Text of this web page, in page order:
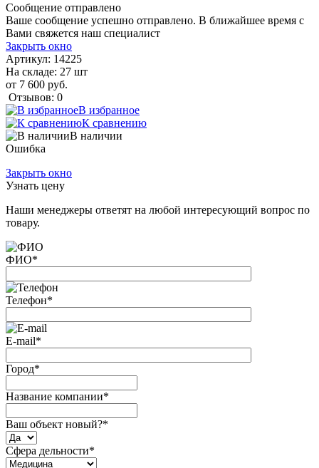
Сообщение отправлено
Ваше сообщение успешно отправлено. В ближайшее время с
Вами свяжется наш специалист
Закрыть окно
Артикул: 14225
На складе: 27 шт
от 7 600 руб.
Отзывов: 0
В избранное
К сравнению
В наличии
Ошибка
Закрыть окно
Узнать цену
Наши менеджеры ответят на любой интересующий вопрос по
товару.
ФИО*
Телефон*
E-mail*
Город*
Название компании*
Ваш объект новый?*
Сфера дельности*